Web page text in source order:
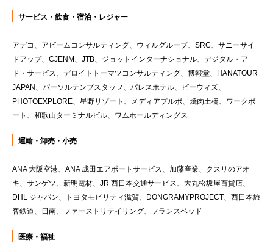
サービス・飲食・宿泊・レジャー
アデコ、アビームコンサルティング、ウィルグループ、SRC、サニーサイ
ドアップ、CJENM、JTB、ジョットインターナショナル、デジタル・ア
ド・サービス、デロイトトーマツコンサルティング、博報堂、HANATOUR
JAPAN、パーソルテンプスタッフ、パレスホテル、ビーウィズ、
PHOTOEXPLORE、星野リゾート、メディアプルポ、焼肉土橋、ワークポ
ート、和歌山ターミナルビル、ワムホールディングス
運輸・卸売・小売
ANA 大阪空港、ANA 成田エアポートサービス、加藤産業、クスリのアオ
キ、サンゲツ、新明電材、JR 西日本交通サービス、大丸松坂屋百貨店、
DHL ジャパン、トヨタモビリティ滋賀、DONGRAMYPROJECT、西日本旅
客鉄道、日南、ファーストリテイリング、フランスベッド
医療・福祉